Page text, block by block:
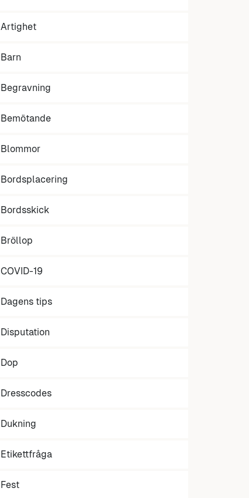
Artighet
Barn
Begravning
Bemötande
Blommor
Bordsplacering
Bordsskick
Bröllop
COVID-19
Dagens tips
Disputation
Dop
Dresscodes
Dukning
Etikettfråga
Fest